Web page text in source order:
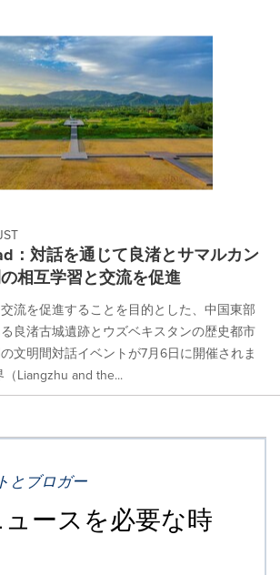
：対話を通じて良渚とサマルカン
相互学習と交流を促進
流を促進することを目的とした、中国東部
良渚古城遺跡とウズベキスタンの歴史都市
文明間対話イベントが7月6日に開催されま
Liangzhu and the...
とブロガー
ースを必要な時